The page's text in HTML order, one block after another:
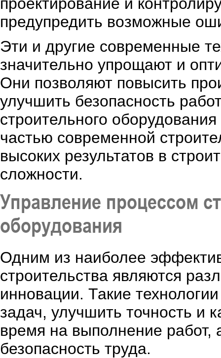
предупредить возможные
Эти и другие современные
значительно упрощают и
Они позволяют повысить
улучшить безопасность
строительного
частью современной
высоких результатов в
сложности.
Управление процессом
оборудования
Одним из наиболее
строительства являются
инновации. Такие
задач, улучшить точность и
время на выполнение работ,
безопасность труда.